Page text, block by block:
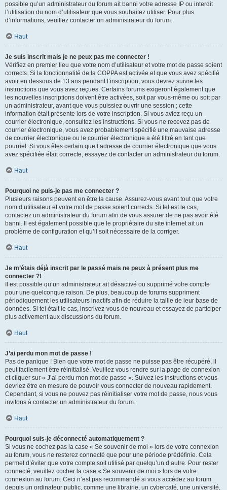
possible qu’un administrateur du forum ait banni votre adresse IP ou interdit
l’utilisation du nom d’utilisateur que vous souhaitez utiliser. Pour plus
d’informations, veuillez contacter un administrateur du forum.
Haut
Je suis inscrit mais je ne peux pas me connecter !
Vérifiez en premier lieu que votre nom d’utilisateur et votre mot de passe soient
corrects. Si la fonctionnalité de la COPPA est activée et que vous avez spécifié
avoir en dessous de 13 ans pendant l’inscription, vous devrez suivre les
instructions que vous avez reçues. Certains forums exigeront également que
les nouvelles inscriptions doivent être activées, soit par vous-même ou soit par
un administrateur, avant que vous puissiez ouvrir une session ; cette
information était présente lors de votre inscription. Si vous aviez reçu un
courrier électronique, consultez les instructions. Si vous ne recevez pas de
courrier électronique, vous avez probablement spécifié une mauvaise adresse
de courrier électronique ou le courrier électronique a été filtré en tant que
pourriel. Si vous êtes certain que l’adresse de courrier électronique que vous
avez spécifiée était correcte, essayez de contacter un administrateur du forum.
Haut
Pourquoi ne puis-je pas me connecter ?
Plusieurs raisons peuvent en être la cause. Assurez-vous avant tout que votre
nom d’utilisateur et votre mot de passe soient corrects. Si tel est le cas,
contactez un administrateur du forum afin de vous assurer de ne pas avoir été
banni. Il est également possible que le propriétaire du site internet ait un
problème de configuration et qu’il soit nécessaire de la corriger.
Haut
Je m’étais déjà inscrit par le passé mais ne peux à présent plus me
connecter ?!
Il est possible qu’un administrateur ait désactivé ou supprimé votre compte
pour une quelconque raison. De plus, beaucoup de forums suppriment
périodiquement les utilisateurs inactifs afin de réduire la taille de leur base de
données. Si tel était le cas, inscrivez-vous de nouveau et essayez de participer
plus activement aux discussions du forum.
Haut
J’ai perdu mon mot de passe !
Pas de panique ! Bien que votre mot de passe ne puisse pas être récupéré, il
peut facilement être réinitialisé. Veuillez vous rendre sur la page de connexion
et cliquer sur « J’ai perdu mon mot de passe ». Suivez les instructions et vous
devriez être en mesure de pouvoir vous connecter de nouveau rapidement.
Cependant, si vous ne pouvez pas réinitialiser votre mot de passe, nous vous
invitons à contacter un administrateur du forum.
Haut
Pourquoi suis-je déconnecté automatiquement ?
Si vous ne cochez pas la case « Se souvenir de moi » lors de votre connexion
au forum, vous ne resterez connecté que pour une période prédéfinie. Cela
permet d’éviter que votre compte soit utilisé par quelqu’un d’autre. Pour rester
connecté, veuillez cocher la case « Se souvenir de moi » lors de votre
connexion au forum. Ceci n’est pas recommandé si vous accédez au forum
depuis un ordinateur public, comme une librairie, un cybercafé, une université,